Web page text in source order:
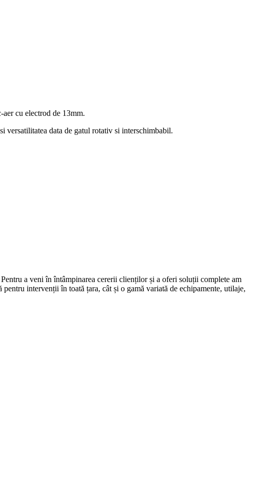
cu electrod de 13mm.
versatilitatea data de gatul rotativ si interschimbabil.
a veni în întâmpinarea cererii clienților și a oferi soluții complete am
intervenții în toată țara, cât și o gamă variată de echipamente, utilaje,